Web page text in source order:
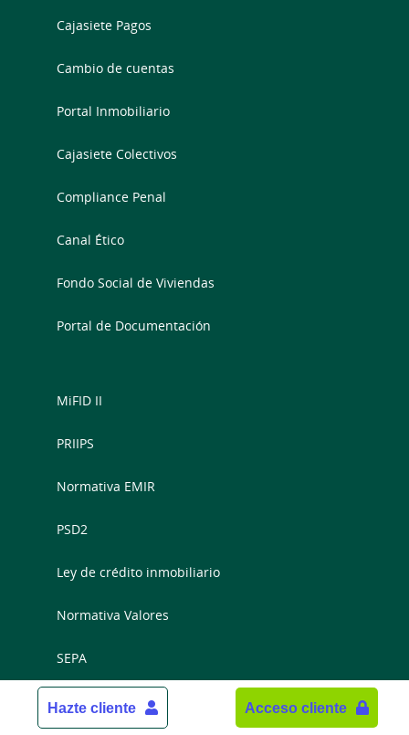
Hazte cliente Acceso cliente
Cajasiete Pagos
Cambio de cuentas
Portal Inmobiliario
Cajasiete Colectivos
Compliance Penal
Canal Ético
Fondo Social de Viviendas
Portal de Documentación
MiFID II
PRIIPS
Normativa EMIR
PSD2
Ley de crédito inmobiliario
Normativa Valores
SEPA
Informe Fondos de Inversión